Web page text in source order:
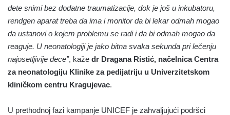
dete snimi bez dodatne traumatizacije, dok je još u inkubatoru,
rendgen aparat treba da ima i monitor da bi lekar odmah mogao
da ustanovi o kojem problemu se radi i da bi odmah mogao da
reaguje. U neonatologiji je jako bitna svaka sekunda pri lečenju
najosetljivije dece”, kaže dr Dragana Ristić, načelnica Centra
za neonatologiju Klinike za pedijatriju u Univerzitetskom
kliničkom centru Kragujevac.
U prethodnoj fazi kampanje UNICEF je zahvaljujući podršci